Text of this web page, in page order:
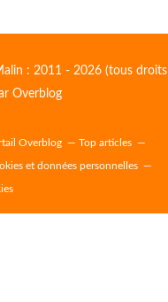
: 2011 - 2026 (tous droits
Overblog
Overblog Top articles
et données personnelles